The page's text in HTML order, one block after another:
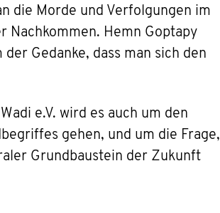
die Morde und Verfolgungen im
Nachkommen. Hemn Goptapy
Gedanke, dass man sich den
e.V. wird es auch um den
gehen, und um die Frage,
Grundbaustein der Zukunft